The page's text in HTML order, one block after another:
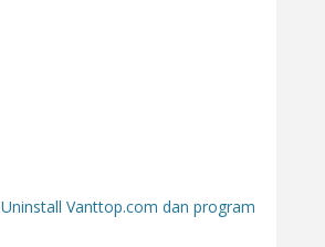
Uninstall Vanttop.com dan program